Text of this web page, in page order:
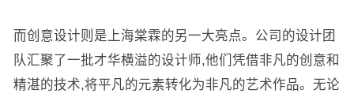
而创意设计则是上海棠霖的另一大亮点。公司的设计团
队汇聚了一批才华横溢的设计师,他们凭借非凡的创意和
精湛的技术,将平凡的元素转化为非凡的艺术作品。无论